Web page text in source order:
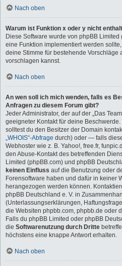
Nach oben
Warum ist Funktion x oder y nicht
Diese Software wurde von phpBB
eine Funktion implementiert werden
deine Stimme für bestehende Vorschläge
vorschlagen kannst.
Nach oben
An wen soll ich mich wenden, falls es
Anfragen zu diesem Forum gibt?
Jeder Administrator, der auf der „Das
geeigneter Kontakt für deine
solltest du den Besitzer der Domain
„WHOIS“-Abfrage durch) oder — falls
Webhoster wie z. B. Yahoo!, free.fr,
den Abuse-Kontakt des betreffenden
Limited (phpBB.com) und phpBB
keinen Einfluss auf die Benutzung oder
Forensoftware haben und dafür in keiner
herangezogen werden können.
phpBB Deutschland e. V. in
(Unterlassungserklärungen,
die Websiten phpbb.com, phpbb.de oder
Falls du phpBB Limited oder phpBB
die Softwarenutzung durch Dritte
höchstens eine knappe Antwort erhalten.
Nach oben